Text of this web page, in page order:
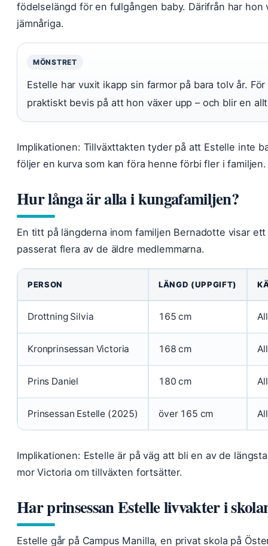
födelselängd för en fullgången baby. Därifrån har
jämnåriga.
MÖNSTRET
Estelle har vuxit ikapp sin farmor på bara tolv år.
praktiskt bevis på att hon växer upp – och blir en
Implikationen: Tillväxttakten tyder på att Estelle inte
följer en kurva som kan föra henne förbi fler i familjen.
Hur långa är alla i kungafamiljen?
En titt på längderna inom familjen Bernadotte visar
passerat flera av de äldre medlemmarna.
PERSON LÄNGD (UPPGIFT)
Drottning Silvia 165 cm
Kronprinsessan Victoria 168 cm
Prins Daniel 180 cm
Prinsessan Estelle (2025) över 165 cm
Implikationen: Estelle är på väg att bli en av de
mor Victoria om tillväxten fortsätter.
Har prinsessan Estelle livvakter i
Estelle går på Campus Manilla, en privat skola på